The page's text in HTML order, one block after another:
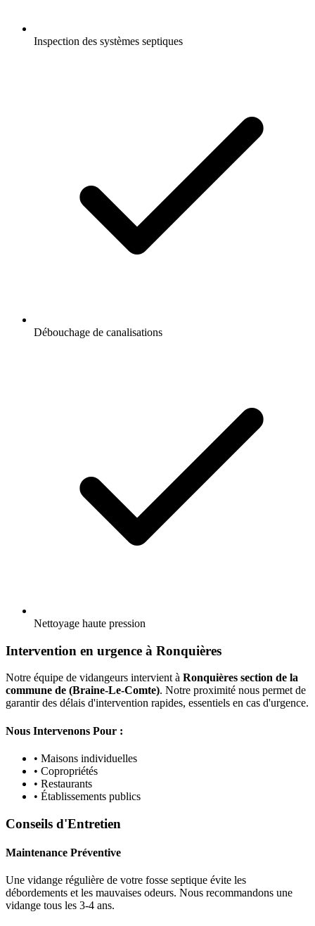
Inspection des systèmes septiques
Débouchage de canalisations
Nettoyage haute pression
Intervention en urgence à Ronquières
Notre équipe de vidangeurs intervient à Ronquières section de la
commune de (Braine-Le-Comte). Notre proximité nous permet de
garantir des délais d'intervention rapides, essentiels en cas d'urgence.
Nous Intervenons Pour :
• Maisons individuelles
• Copropriétés
• Restaurants
• Établissements publics
Conseils d'Entretien
Maintenance Préventive
Une vidange régulière de votre fosse septique évite les
débordements et les mauvaises odeurs. Nous recommandons une
vidange tous les 3-4 ans.